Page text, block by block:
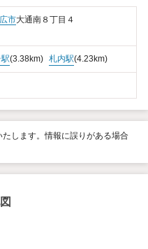
市大通南８丁目４
(3.38km) 札内駅(4.23km)
します。情報に誤りがある場合